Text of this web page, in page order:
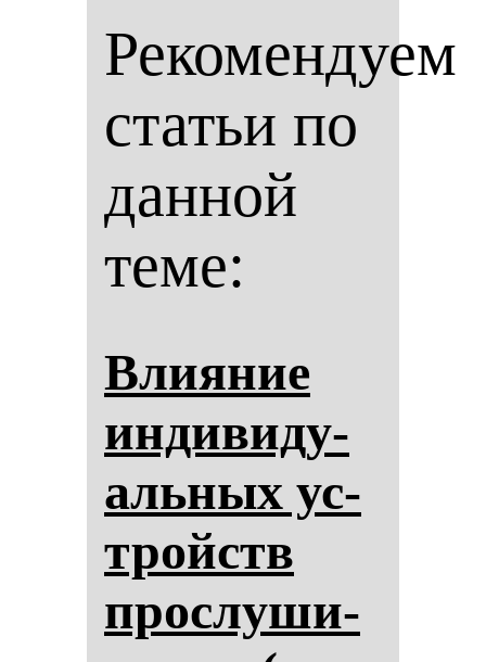
Рекомендуем
статьи по
данной
теме:
Вли­яние
ин­ди­ви­ду­
аль­ных ус­
тройств
прос­лу­ши­